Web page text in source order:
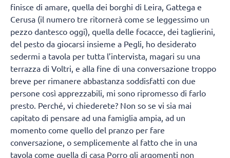
finisce di amare, quella dei borghi di Leira, Gattega e
Cerusa (il numero tre ritornerà come se leggessimo un
pezzo dantesco oggi), quella delle focacce, dei taglierini,
del pesto da giocarsi insieme a Pegli, ho desiderato
sedermi a tavola per tutta l’intervista, magari su una
terrazza di Voltri, e alla fine di una conversazione troppo
breve per rimanere abbastanza soddisfatti con due
persone così apprezzabili, mi sono ripromesso di farlo
presto. Perché, vi chiederete? Non so se vi sia mai
capitato di pensare ad una famiglia ampia, ad un
momento come quello del pranzo per fare
conversazione, o semplicemente al fatto che in una
tavola come quella di casa Porro gli argomenti non